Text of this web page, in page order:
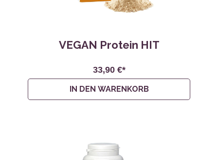
VEGAN Protein HIT
33,90 €*
IN DEN WARENKORB